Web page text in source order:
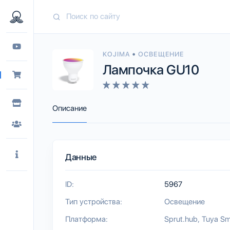
KOJIMA • ОСВЕЩЕНИЕ
Лампочка GU10
Описание
Данные
ID:
5967
Тип устройства:
Освещение
Платформа:
Sprut.hub Tuya